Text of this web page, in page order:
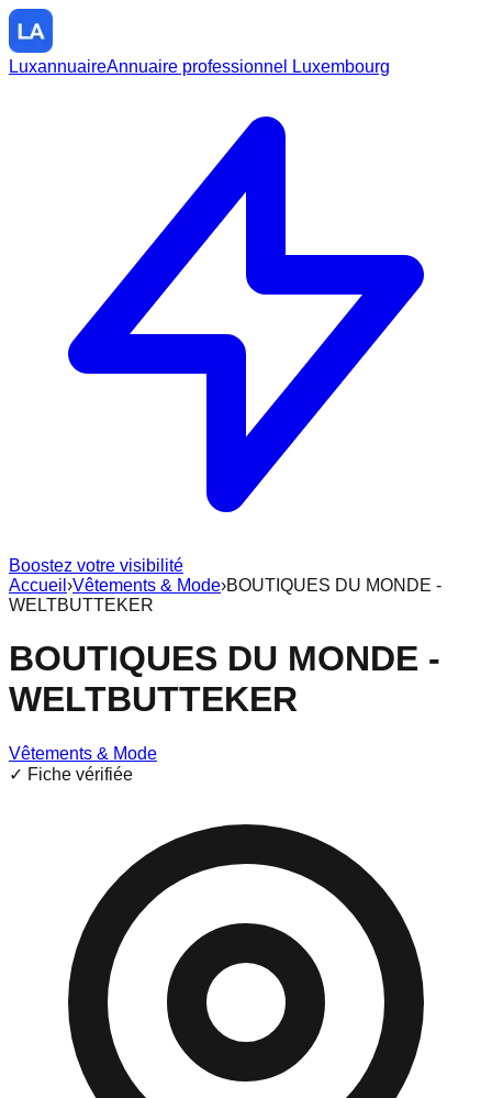
LuxannuaireAnnuaire professionnel Luxembourg
Boostez votre visibilité
Accueil ›Vêtements & Mode›BOUTIQUES DU MONDE -
WELTBUTTEKER
BOUTIQUES DU MONDE -
WELTBUTTEKER
Vêtements & Mode
✓ Fiche vérifiée